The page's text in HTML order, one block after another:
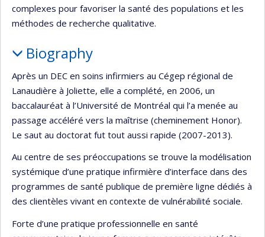
complexes pour favoriser la santé des populations et les
méthodes de recherche qualitative.
Biography
Après un DEC en soins infirmiers au Cégep régional de
Lanaudière à Joliette, elle a complété, en 2006, un
baccalauréat à l’Université de Montréal qui l’a menée au
passage accéléré vers la maîtrise (cheminement Honor).
Le saut au doctorat fut tout aussi rapide (2007-2013).
Au centre de ses préoccupations se trouve la modélisation
systémique d’une pratique infirmière d’interface dans des
programmes de santé publique de première ligne dédiés à
des clientèles vivant en contexte de vulnérabilité sociale.
Forte d’une pratique professionnelle en santé